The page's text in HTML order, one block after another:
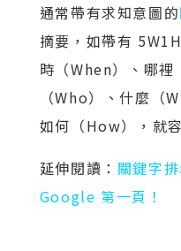
通常帶有求知意圖的
摘要，如帶有
時（When）、哪
（Who）、什麼（
如何（How），就
延伸閱讀： 關鍵字
Google 第一頁！